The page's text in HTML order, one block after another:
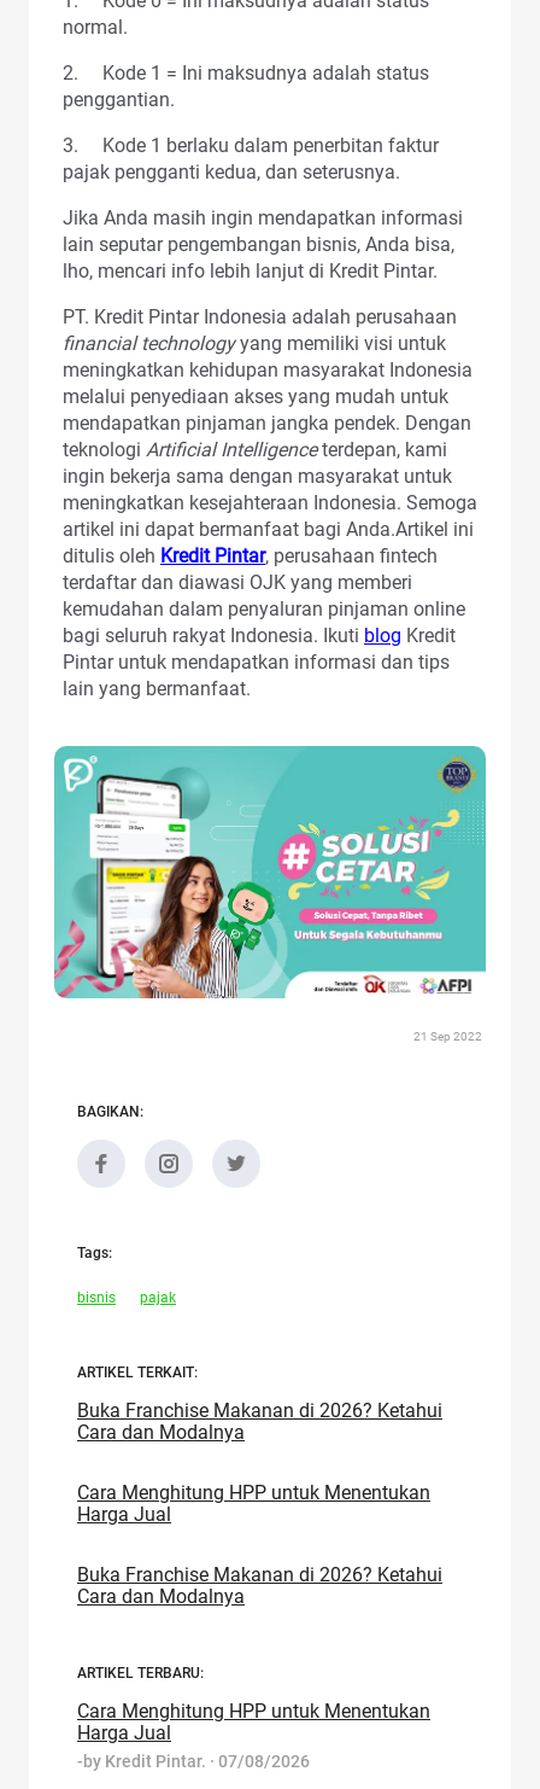
normal.
2. Kode 1 = Ini maksudnya adalah status
penggantian.
3. Kode 1 berlaku dalam penerbitan faktur
pajak pengganti kedua, dan seterusnya.
Jika Anda masih ingin mendapatkan informasi
lain seputar pengembangan bisnis, Anda bisa,
lho, mencari info lebih lanjut di Kredit Pintar.
PT. Kredit Pintar Indonesia adalah perusahaan
financial technologyyang memiliki visi untuk
meningkatkan kehidupan masyarakat Indonesia
melalui penyediaan akses yang mudah untuk
mendapatkan pinjaman jangka pendek. Dengan
teknologi Artificial Intelligenceterdepan, kami
ingin bekerja sama dengan masyarakat untuk
meningkatkan kesejahteraan Indonesia. Semoga
artikel ini dapat bermanfaat bagi Anda.Artikel ini
ditulis oleh Kredit Pintar, perusahaan fintech
terdaftar dan diawasi OJK yang memberi
kemudahan dalam penyaluran pinjaman online
bagi seluruh rakyat Indonesia. Ikuti blog Kredit
Pintar untuk mendapatkan informasi dan tips
lain yang bermanfaat.
21 Sep 2022
BAGIKAN:
Tags:
bisnis pajak
ARTIKEL TERKAIT:
Buka Franchise Makanan di 2026? Ketahui
Cara dan Modalnya
Cara Menghitung HPP untuk Menentukan
Harga Jual
Buka Franchise Makanan di 2026? Ketahui
Cara dan Modalnya
ARTIKEL TERBARU:
Cara Menghitung HPP untuk Menentukan
Harga Jual
-by Kredit Pintar. · 07/08/2026